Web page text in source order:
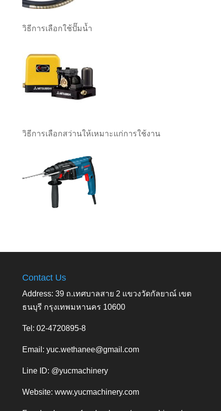
วิธีการเลือกใช้ปั๊มน้ำ
วิธีการเลือกสว่านให้เหมาะแก่การใช้งาน
Contact Us
Address: 39 ถ.เทศบาลสาย 2 แขวงวัดกัลยาณ์ เขต
ธนบุรี กรุงเทพมหานคร 10600
Tel: 02-4720895-8
Email: yuc.wethanee@gmail.com
Line ID: @yucmachinery
Website: www.yucmachinery.com